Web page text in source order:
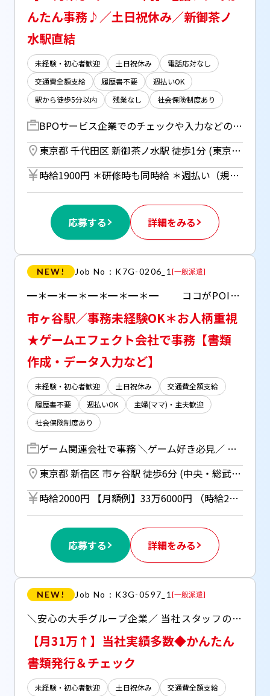
んたん事務♪／土日祝休み／新御茶ノ
水駅直結
未経験・初心者歓迎 土日祝休み
電話応対なし
交通費全額支給
履歴書不要
週払いOK
駅から徒歩5分以内
残業なし 社会保険制度あり
BPOサービス企業でのチェックや入力などの事務 具体的には・・・ 〇画像データのチェック・入力 〇修正対応 〇登録業務 ＊電話対応はありません！ ＊モニターとノートPCの2画面使用です ＊マニュアル・手順書・座学研修もあり！
東京都 千代田区 新御茶ノ水駅 徒歩1分 (東京メトロ千代田線) ／ 小川町駅 徒歩1分 (都営新宿線) ／ 淡路町駅 徒歩1分 (東京メトロ丸ノ内線)
時給1900円 ＊研修時も同時給 ＊週払い（規定あり）利用OK！ 但し、週払い制度は初回2ヵ月間のみ、 3ヵ月目以降は月払い制になります。 利用についてはご本人様からお仕事紹介時に申請があった場合のみとなります。
応募する 詳細をみる
NEW! Job No：K7G-0206_1[一般派遣]
━＊━＊━＊━＊━＊━＊━ ココがPOINT ━＊━＊━＊━＊━＊━＊━ ●高時給でしっかり稼げる！ ●朝は少し遅めの10時始業！ ●お菓子食べ放題^^ﾉ コミュニケーション取りながらお仕事できます！
市ヶ谷駅／事務未経験OK＊お人柄重視
★ゲームエフェクト会社で事務【書類
作成・データ入力など】
未経験・初心者歓迎 土日祝休み
交通費全額支給
履歴書不要
週払いOK
主婦(ママ)・主夫歓迎
社会保険制度あり
ゲーム関連会社で事務 ＼ゲーム好き必見／ ゲームエフェクト制作会社でのバックオフィス業務をお任せ！ できるところから少しずつおまかせしていきます！ お仕事例・・・ 〇書類/資料作成、ファイリング 〇データ入力、管理 〇電話対応、来客対応 〇オフィスのセキュリティ管理 〇備品管理 〇各種イベント・行事のサポート 〇面接対応・選考メールのやりとり 〇協力企業との打合せ 〇ブログ・SNS更新 など、、バックオフィス業務全般
東京都 新宿区 市ヶ谷駅 徒歩6分 (中央・総武線、東京メトロ有楽町線、南北線、都営新宿線) ／ 四ツ谷駅 徒歩7分 (中央線、中央・総武線、東京メトロ丸ノ内線、南北線)
時給2000円 【月額例】33万6000円 （時給2000円×8h×21日勤務の場合） ＊週払い（規定あり）利用OK！ 但し、週払い制度は初回2ヵ月間のみ、 3ヵ月目以降は月払い制になります。 利用についてはご本人様からお仕事紹介時に申請があった場合のみとなります。
応募する 詳細をみる
NEW! Job No：K3G-0597_1[一般派遣]
＼安心の大手グループ企業／ 当社スタッフの方も多数活躍中です♪ トクベツな知識・経験は必要無し！ →お仕事はしっかりサポートします♪ ▽高時給1800円！月額31万円↑ →急な出費にも安心♪週払い利用OK◎ ▽複数駅からアクセス可能！ 「江戸川橋」「後楽園」「飯田橋」からアクセス可能♪
【月31万↑】当社実績多数◆かんたん
書類発行＆チェック
未経験・初心者歓迎 土日祝休み
交通費全額支給